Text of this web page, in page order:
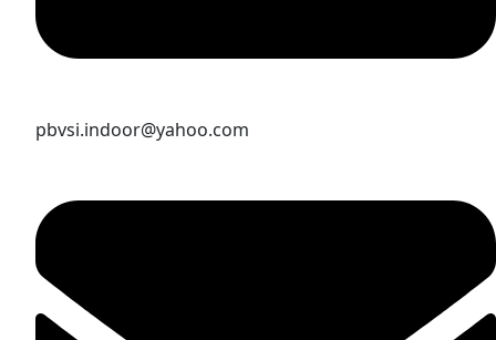
pbvsi.indoor@yahoo.com